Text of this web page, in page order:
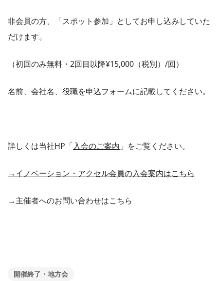
非会員の方、「スポット参加」としてお申し込みしていた
だけます。
（初回のみ無料・2回目以降¥15,000（税別）/回）
名前、会社名、役職を申込フォームに記載してください。
詳しくは当社HP「入会のご案内 」をご覧ください。
→イノベーション・アクセル会員の入会案内はこちら
→主催者へのお問い合わせはこちら
開催終了・地方会